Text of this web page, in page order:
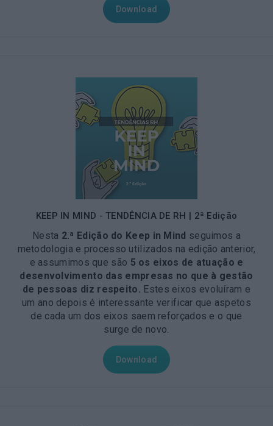
Download
KEEP IN MIND - TENDÊNCIA DE RH | 2ª Edição
Nesta 2.ª Edição do Keep in Mind seguimos a
metodologia e processo utilizados na edição anterior,
e assumimos que são 5 os eixos de atuação e
desenvolvimento das empresas no que à gestão
de pessoas diz respeito. Estes eixos evoluíram e
um ano depois é interessante verificar que aspetos
de cada um dos eixos saem reforçados e o que
surge de novo.
Download